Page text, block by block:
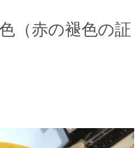
（赤の褪色の証